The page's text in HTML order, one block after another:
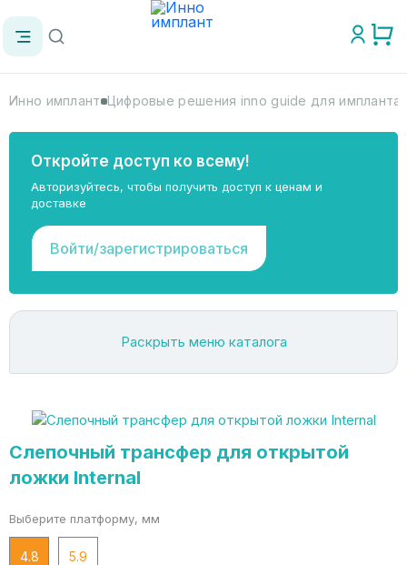
Инно имплант Цифровые решения inno guide для
Откройте доступ ко всему!
Авторизуйтесь, чтобы получить доступ к ценам и
доставке
Войти/зарегистрироваться
Раскрыть меню каталога
Слепочный трансфер для открытой
ложки Internal
Выберите платформу, мм
4.8 5.9